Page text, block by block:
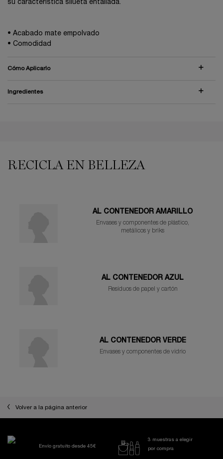
su característica silueta entallada.
• Acabado mate empolvado
• Comodidad
Cómo Aplicarlo
Ingredientes
RECICLA EN BELLEZA
AL CONTENEDOR AMARILLO
Envases y componentes de plástico,
metálicos y briks
AL CONTENEDOR AZUL
Residuos de papel y cartón
AL CONTENEDOR VERDE
Envases y componentes de vidrio
Volver a la página anterior
Envío gratuito desde 45€
3 muestras a elegir
por compra